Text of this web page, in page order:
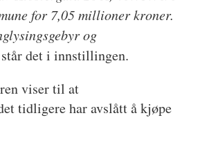
for 7,05 millioner kroner.
og
det i innstillingen.
viser til at
tidligere har avslått å kjøpe